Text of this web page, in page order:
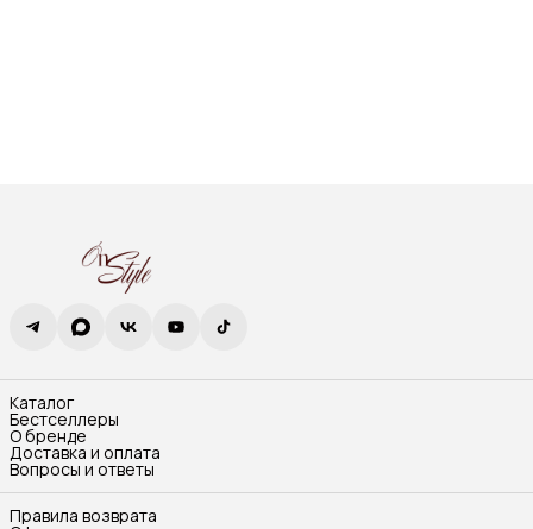
Каталог
Бестселлеры
О бренде
Доставка и оплата
Вопросы и ответы
Правила возврата